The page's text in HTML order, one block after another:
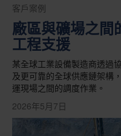
客戶案例
廠區與礦場之間
工程支援
某全球工業設備製造商透過
及更可靠的全球供應鏈架構
運現場之間的調度作業。
2026年5月7日